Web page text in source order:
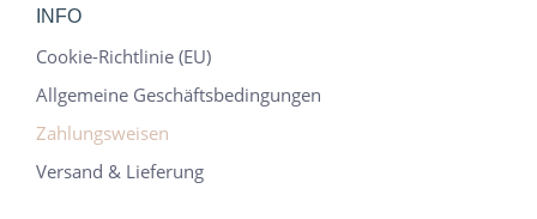
INFO
Cookie-Richtlinie (EU)
Allgemeine Geschäftsbedingungen
Zahlungsweisen
Versand & Lieferung